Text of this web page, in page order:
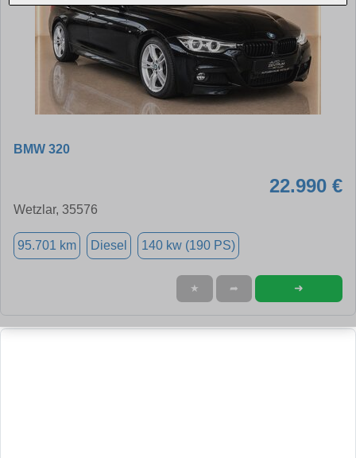
BMW 320
22.990 €
Wetzlar, 35576
95.701 km Diesel 140 kw (190 PS)
★ ➦ ➜